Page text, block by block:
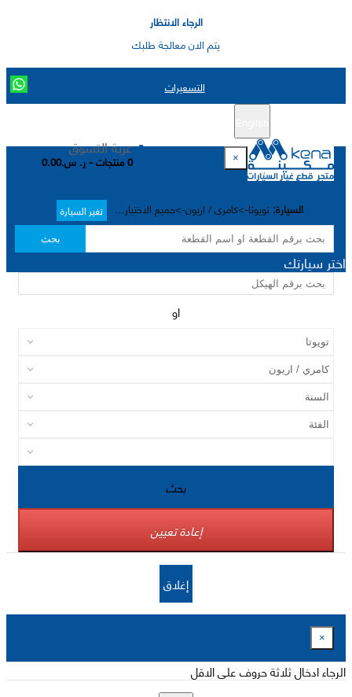
الرجاء الانتظار
يتم الان معالجة طلبك
التسعيرات
عربة التسوق
0 منتجات - ر. س.0.00
السيارة: تويوتا->كامري / اريون->جميع الاختيارات-> تغير السيارة
بحث
×
اختر سيارتك
او
بحث
إعادة تعيين
إغلاق
×
الرجاء ادخال ثلاثة حروف على الاقل